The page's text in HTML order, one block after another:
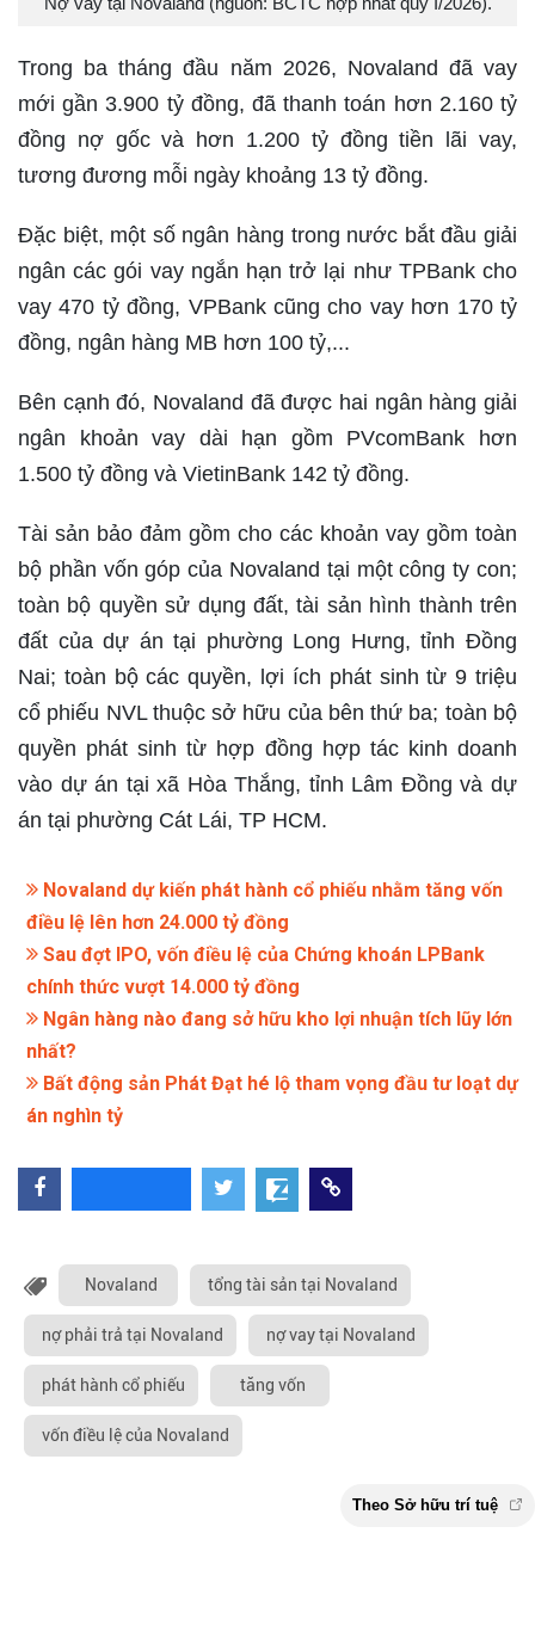
Trong ba tháng đầu năm 2026, Novaland đã vay
mới gần 3.900 tỷ đồng, đã thanh toán hơn 2.160 tỷ
đồng nợ gốc và hơn 1.200 tỷ đồng tiền lãi vay,
tương đương mỗi ngày khoảng 13 tỷ đồng.
Đặc biệt, một số ngân hàng trong nước bắt đầu giải
ngân các gói vay ngắn hạn trở lại như TPBank cho
vay 470 tỷ đồng, VPBank cũng cho vay hơn 170 tỷ
đồng, ngân hàng MB hơn 100 tỷ,...
Bên cạnh đó, Novaland đã được hai ngân hàng giải
ngân khoản vay dài hạn gồm PVcomBank hơn
1.500 tỷ đồng và VietinBank 142 tỷ đồng.
Tài sản bảo đảm gồm cho các khoản vay gồm toàn
bộ phần vốn góp của Novaland tại một công ty con;
toàn bộ quyền sử dụng đất, tài sản hình thành trên
đất của dự án tại phường Long Hưng, tỉnh Đồng
Nai; toàn bộ các quyền, lợi ích phát sinh từ 9 triệu
cổ phiếu NVL thuộc sở hữu của bên thứ ba; toàn bộ
quyền phát sinh từ hợp đồng hợp tác kinh doanh
vào dự án tại xã Hòa Thắng, tỉnh Lâm Đồng và dự
án tại phường Cát Lái, TP HCM.
Novaland dự kiến phát hành cổ phiếu nhằm tăng vốn
điều lệ lên hơn 24.000 tỷ đồng
Sau đợt IPO, vốn điều lệ của Chứng khoán LPBank
chính thức vượt 14.000 tỷ đồng
Ngân hàng nào đang sở hữu kho lợi nhuận tích lũy lớn
nhất?
Bất động sản Phát Đạt hé lộ tham vọng đầu tư loạt dự
án nghìn tỷ
Novaland tổng tài sản tại Novaland
nợ phải trả tại Novaland nợ vay tại Novaland
phát hành cổ phiếu tăng vốn
vốn điều lệ của Novaland